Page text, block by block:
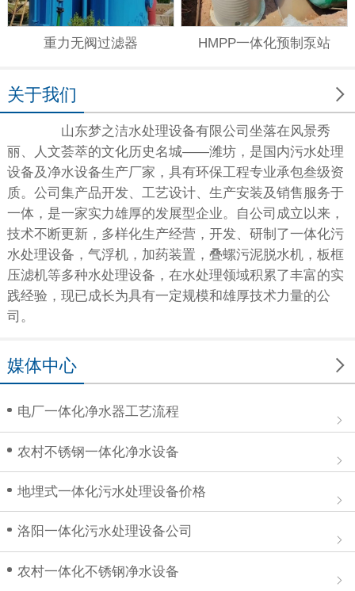
重力无阀过滤器 HMPP一体化预制泵站

关于我们
山东梦之洁水处理设备有限公司坐落在风景秀
丽、人文荟萃的文化历史名城——潍坊，是国内污水处理
设备及净水设备生产厂家，具有环保工程专业承包叁级资
质。公司集产品开发、工艺设计、生产安装及销售服务于
一体，是一家实力雄厚的发展型企业。自公司成立以来，
技术不断更新，多样化生产经营，开发、研制了一体化污
水处理设备，气浮机，加药装置，叠螺污泥脱水机，板框
压滤机等多种水处理设备，在水处理领域积累了丰富的实
践经验，现已成长为具有一定规模和雄厚技术力量的公
司。

媒体中心
电厂一体化净水器工艺流程
农村不锈钢一体化净水设备
地埋式一体化污水处理设备价格
洛阳一体化污水处理设备公司
农村一体化不锈钢净水设备